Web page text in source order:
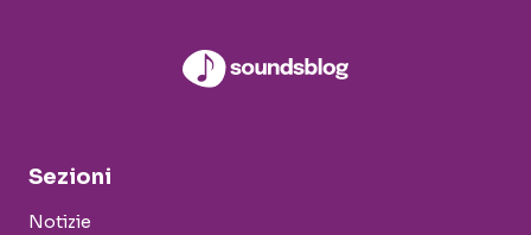
Sezioni
Notizie